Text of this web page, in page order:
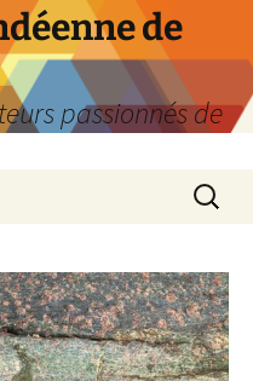
de
passionnés de